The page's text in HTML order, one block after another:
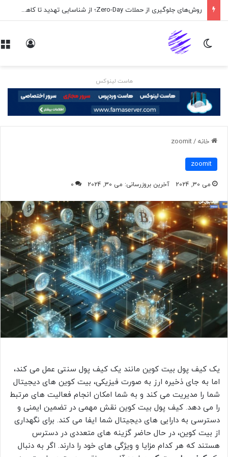
روش‌های جلوگیری از حملات Zero-Day؛ از شناسایی تهدید تا کاهش ریسک
تغییر پوسته
هاست لینوکس
خانه /
zoomit
zoomit
می 30, 2024 آخرین بروزرسانی: می 30, 2024 0
یک کیف پول بیت کوین مانند یک کیف پول سنتی عمل می کند،
اما به جای ذخیره ارز به صورت فیزیکی، بیت کوین های دیجیتال
شما را مدیریت می کند و به شما امکان انجام فعالیت های مرتبط
را می دهد. کیف پول بیت کوین نقش مهمی در تضمین ایمنی و
دسترسی به دارایی های دیجیتال شما ایفا می کند. برای نگهداری
از بیت کوین، در حال حاضر گزینه های متعددی در دسترس
هستند که هر کدام مزایا و ویژگی های خود را دارند. اگر به دنبال